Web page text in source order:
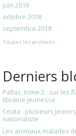
juin 2019
octobre 2018
septembre 2018
Toutes les archives
Derniers
Pallas, tome 2 : sur les
librairie jeunesse
Ceuta : plusieurs
nationaliste
Les animaux malades